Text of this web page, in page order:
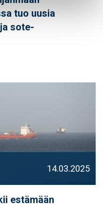
tuo uusia
sote-
14.03.2025
estämään